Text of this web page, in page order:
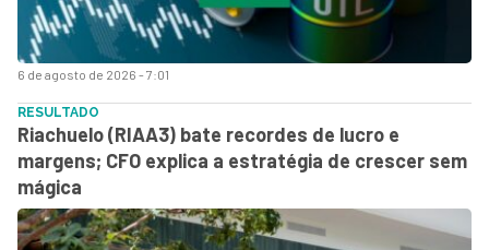
6 de agosto de 2026 - 7:01
RESULTADO
Riachuelo (RIAA3) bate recordes de lucro e
margens; CFO explica a estratégia de crescer sem
mágica